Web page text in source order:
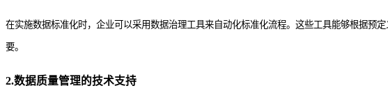
在实施数据标准化时，企业可以采用数据治理工具来自动化标准化流程。这些工具能够根据预
要。
2.数据质量管理的技术支持